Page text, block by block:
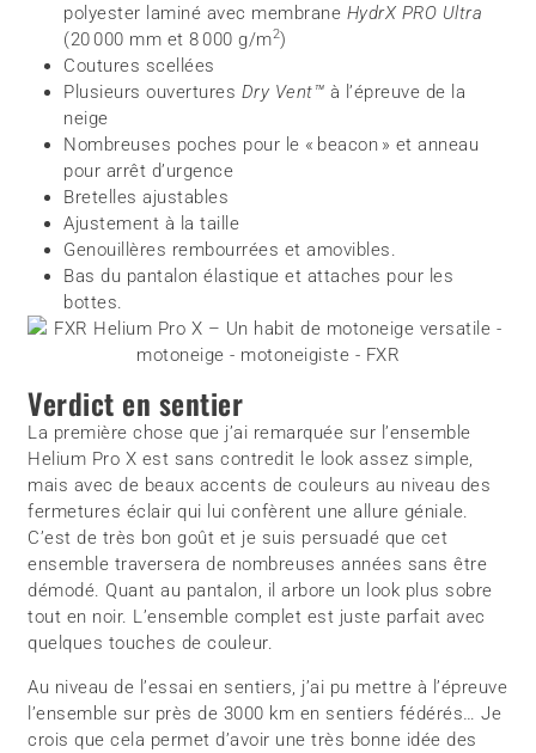
polyester laminé avec membrane HydrX PRO Ultra
(20 000 mm et 8 000 g/m2)
Coutures scellées
Plusieurs ouvertures Dry Vent™ à l’épreuve de la
neige
Nombreuses poches pour le « beacon » et anneau
pour arrêt d’urgence
Bretelles ajustables
Ajustement à la taille
Genouillères rembourrées et amovibles.
Bas du pantalon élastique et attaches pour les
bottes.
Verdict en sentier
La première chose que j’ai remarquée sur l’ensemble
Helium Pro X est sans contredit le look assez simple,
mais avec de beaux accents de couleurs au niveau des
fermetures éclair qui lui confèrent une allure géniale.
C’est de très bon goût et je suis persuadé que cet
ensemble traversera de nombreuses années sans être
démodé. Quant au pantalon, il arbore un look plus sobre
tout en noir. L’ensemble complet est juste parfait avec
quelques touches de couleur.
Au niveau de l’essai en sentiers, j’ai pu mettre à l’épreuve
l’ensemble sur près de 3000 km en sentiers fédérés… Je
crois que cela permet d’avoir une très bonne idée des